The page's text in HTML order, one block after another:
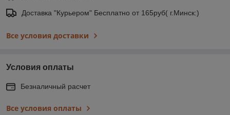
Доставка "Курьером" Бесплатно от 165руб( г.Минск:)
Все условия доставки
Условия оплаты
Безналичный расчет
Все условия оплаты